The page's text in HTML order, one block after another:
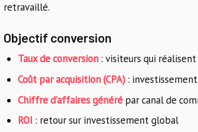
retravaillé.
Objectif conversion
Taux de conversion : visiteurs qui réalisent
Coût par acquisition (CPA) :
Chiffre d’affaires généré par canal de
ROI : retour sur investissement global